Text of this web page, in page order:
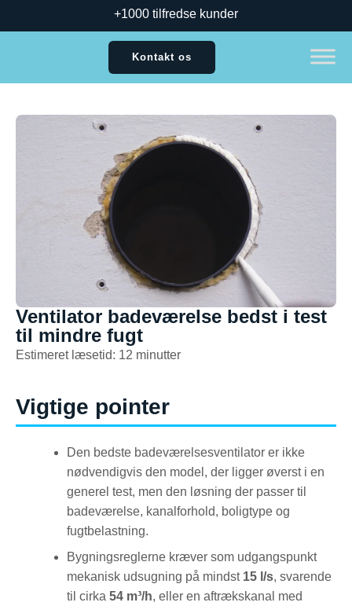
+1000 tilfredse kunder
Kontakt os
Ventilator badeværelse bedst i test
til mindre fugt
Estimeret læsetid: 12 minutter
Vigtige pointer
Den bedste badeværelsesventilator er ikke
nødvendigvis den model, der ligger øverst i en
generel test, men den løsning der passer til
badeværelse, kanalforhold, boligtype og
fugtbelastning.
Bygningsreglerne kræver som udgangspunkt
mekanisk udsugning på mindst 15 l/s, svarende
til cirka 54 m³/h, eller en aftrækskanal med